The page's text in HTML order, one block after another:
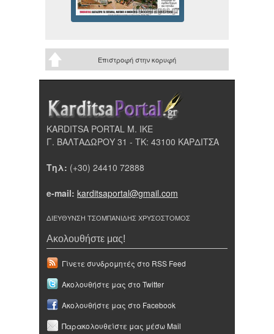
Επιστροφή στην κορυφή
KARDITSA PORTAL Μ. ΙΚΕ
Γ. ΒΑΛΤΑΔΩΡΟΥ 31 - ΤΚ: 43100 ΚΑΡΔΙΤΣΑ
Τηλ: (+30) 24410 72888
e-mail: karditsaportal@gmail.com
ΔΙΕΥΘΥΝΣΗ ΤΣΟΜΠΑΝΙΔΗΣ ΧΡΥΣΟΣΤΟΜΟΣ
Ακολουθήστε μας!
Γίνετε συνδρομητές στο RSS Feed
Ακολουθήστε μας στο Twitter
Ακολουθήστε μας στο Facebook
Παρακολουθείστε μας μέσω Mail